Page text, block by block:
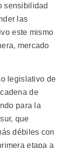
sensibilidad
las
este mismo
mercado
legislativo de
de
para la
que
débiles con
etapa a